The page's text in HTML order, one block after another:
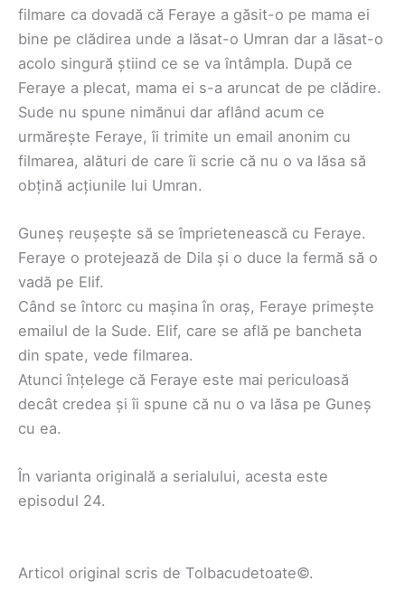
filmare ca dovadă că Feraye a găsit-o pe mama ei
bine pe clădirea unde a lăsat-o Umran dar a lăsat-o
acolo singură știind ce se va întâmpla. După ce
Feraye a plecat, mama ei s-a aruncat de pe clădire.
Sude nu spune nimănui dar aflând acum ce
urmărește Feraye, îi trimite un email anonim cu
filmarea, alături de care îi scrie că nu o va lăsa să
obțină acțiunile lui Umran.
Guneș reușește să se împrietenească cu Feraye.
Feraye o protejează de Dila și o duce la fermă să o
vadă pe Elif.
Când se întorc cu mașina în oraș, Feraye primește
emailul de la Sude. Elif, care se află pe bancheta
din spate, vede filmarea.
Atunci înțelege că Feraye este mai periculoasă
decât credea și îi spune că nu o va lăsa pe Guneș
cu ea.
În varianta originală a serialului, acesta este
episodul 24.
Articol original scris de Tolbacudetoate©.